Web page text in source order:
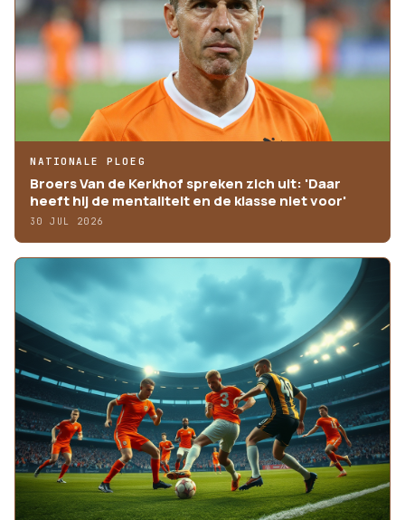
NATIONALE PLOEG
Broers Van de Kerkhof spreken zich uit: 'Daar
heeft hij de mentaliteit en de klasse niet voor'
30 JUL 2026